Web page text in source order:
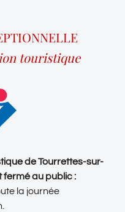
touristique
de Tourrettes-sur-
fermé au public :
la journée